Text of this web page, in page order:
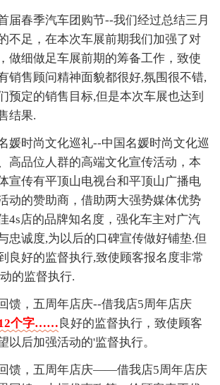
届春季汽车团购节--我们经过总结三月
不足，在本次车展前期我们加强了对
做细做足车展前期的筹备工作，致使
销售顾问精神面貌都很好,氛围很不错,
预定的销售目标,但是本次车展也达到
结果.
媛时尚文化巡礼--中国名媛时尚文化巡
高品位人群的高端文化宣传活动，本
宣传有平顶山电视台和平顶山广播电
动的赞助商，借助两大强势媒体优势
4s店的品牌知名度，强化车主对广汽
忠诚度,为以后的口碑宣传做好铺垫.但
良好的监督执行,致使顾客报名度非常
的监督执行.
馈，五周年店庆--借我店5周年店庆
个字……良好的监督执行，致使顾客
以后加强活动的'监督执行。
馈，五周年店庆——借我店5周年店庆